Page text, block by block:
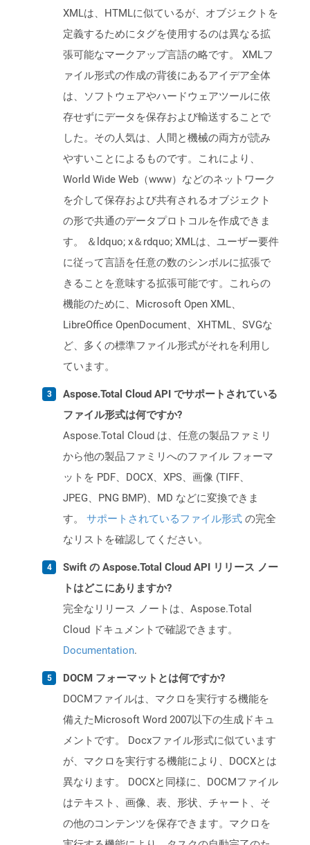
XMLは、HTMLに似ているが、オブジェクトを
定義するためにタグを使用するのは異なる拡
張可能なマークアップ言語の略です。 XMLフ
ァイル形式の作成の背後にあるアイデア全体
は、ソフトウェアやハードウェアツールに依
存せずにデータを保存および輸送することで
した。その人気は、人間と機械の両方が読み
やすいことによるものです。これにより、
World Wide Web（www）などのネットワーク
を介して保存および共有されるオブジェクト
の形で共通のデータプロトコルを作成できま
す。 ＆ldquo; x＆rdquo; XMLは、ユーザー要件
に従って言語を任意の数のシンボルに拡張で
きることを意味する拡張可能です。これらの
機能のために、Microsoft Open XML、
LibreOffice OpenDocument、XHTML、SVGな
ど、多くの標準ファイル形式がそれを利用し
ています。
Aspose.Total Cloud API でサポートされている
ファイル形式は何ですか?
Aspose.Total Cloud は、任意の製品ファミリ
から他の製品ファミリへのファイル フォーマ
ットを PDF、DOCX、XPS、画像 (TIFF、
JPEG、PNG BMP)、MD などに変換できま
す。 サポートされているファイル形式 の完全
なリストを確認してください。
Swift の Aspose.Total Cloud API リリース ノー
トはどこにありますか?
完全なリリース ノートは、Aspose.Total
Cloud ドキュメントで確認できます。
Documentation.
DOCM フォーマットとは何ですか?
DOCMファイルは、マクロを実行する機能を
備えたMicrosoft Word 2007以下の生成ドキュ
メントです。 Docxファイル形式に似ています
が、マクロを実行する機能により、DOCXとは
異なります。 DOCXと同様に、DOCMファイル
はテキスト、画像、表、形状、チャート、そ
の他のコンテンツを保存できます。マクロを